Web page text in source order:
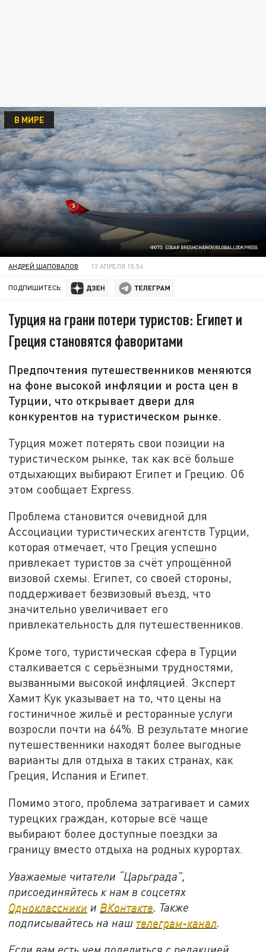
ФОТО: EDGAR BRESHCHANOV/GLOBALLOOKPRESS
В МИРЕ
АНДРЕЙ ШАПОВАЛОВ 13 АПРЕЛЯ 15:56
ПОДПИШИТЕСЬ:
Турция на грани потери туристов: Египет и
Греция становятся фаворитами
Предпочтения путешественников меняются
на фоне высокой инфляции и роста цен в
Турции, что открывает двери для
конкурентов на туристическом рынке.
Турция может потерять свои позиции на
туристическом рынке, так как всё больше
отдыхающих выбирают Египет и Грецию. Об
этом сообщает Express.
Проблема становится очевидной для
Ассоциации туристических агентств Турции,
которая отмечает, что Греция успешно
привлекает туристов за счёт упрощённой
визовой схемы. Египет, со своей стороны,
поддерживает безвизовый въезд, что
значительно увеличивает его
привлекательность для путешественников.
Кроме того, туристическая сфера в Турции
сталкивается с серьёзными трудностями,
вызванными высокой инфляцией. Эксперт
Хамит Кук указывает на то, что цены на
гостиничное жильё и ресторанные услуги
возросли почти на 64%. В результате многие
путешественники находят более выгодные
варианты для отдыха в таких странах, как
Греция, Испания и Египет.
Помимо этого, проблема затрагивает и самих
турецких граждан, которые всё чаще
выбирают более доступные поездки за
границу вместо отдыха на родных курортах.
Уважаемые читатели “Царьграда”,
присоединяйтесь к нам в соцсетях
Одноклассники и ВКонтакте . Также
подписывайтесь на наш телеграм-канал